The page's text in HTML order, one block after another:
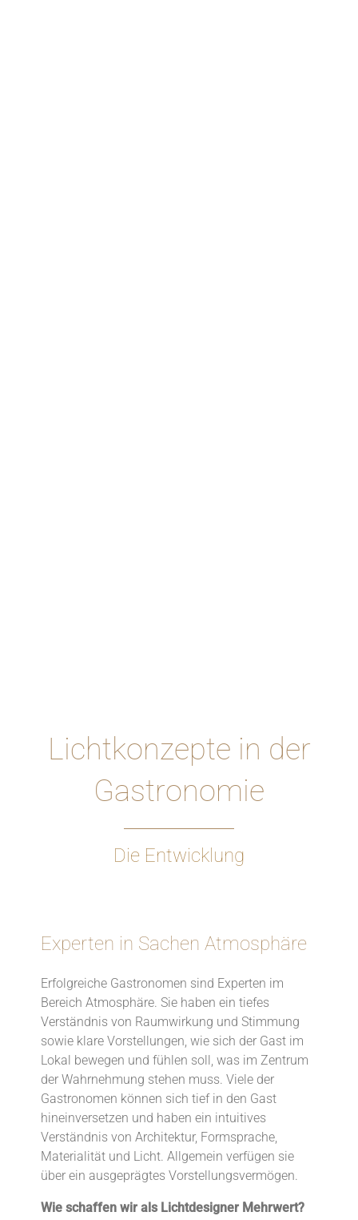
Lichtkonzepte in der
Gastronomie
Die Entwicklung
Experten in Sachen Atmosphäre
Erfolgreiche Gastronomen sind Experten im
Bereich Atmosphäre. Sie haben ein tiefes
Verständnis von Raumwirkung und Stimmung
sowie klare Vorstellungen, wie sich der Gast im
Lokal bewegen und fühlen soll, was im Zentrum
der Wahrnehmung stehen muss. Viele der
Gastronomen können sich tief in den Gast
hineinversetzen und haben ein intuitives
Verständnis von Architektur, Formsprache,
Materialität und Licht. Allgemein verfügen sie
über ein ausgeprägtes Vorstellungsvermögen.
Wie schaffen wir als Lichtdesigner Mehrwert?